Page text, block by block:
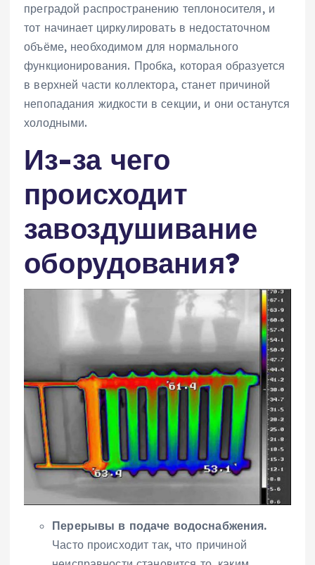
преградой распространению теплоносителя, и
тот начинает циркулировать в недостаточном
объёме, необходимом для нормального
функционирования. Пробка, которая образуется
в верхней части коллектора, станет причиной
непопадания жидкости в секции, и они останутся
холодными.
Из-за чего
происходит
завоздушивание
оборудования?
Перерывы в подаче водоснабжения.
Часто происходит так, что причиной